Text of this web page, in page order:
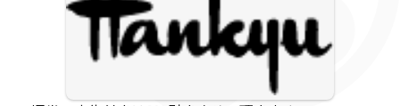
切手
株主優待券
切手
JAL・ANA航空券
お客様の声